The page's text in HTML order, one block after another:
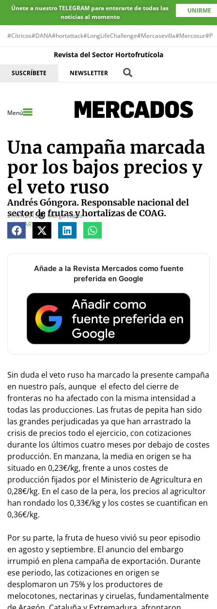
Únete a nuestro TELEGRAM para enterarte de todas las
noticias al momento
UNIRME
#Cítricos#DANA#hortattack#LongLifeChallenge#Mercasevilla#Mercosur
Revista del Sector Hortofrutícola
SUSCRÍBETE NEWSLETTER
Menú
Una campaña marcada
por los bajos precios y
el veto ruso
Andrés Góngora. Responsable nacional del
sector de frutas y hortalizas de COAG.
27/01/2015
Marga López
COMPARTE
Añade a la Revista Mercados como fuente
preferida en Google
Sin duda el veto ruso ha marcado la presente campaña
en nuestro país, aunque el efecto del cierre de
fronteras no ha afectado con la misma intensidad a
todas las producciones. Las frutas de pepita han sido
las grandes perjudicadas ya que han arrastrado la
crisis de precios todo el ejercicio, con cotizaciones
durante los últimos cuatro meses por debajo de costes
producción. En manzana, la media en origen se ha
situado en 0,23€/kg, frente a unos costes de
producción fijados por el Ministerio de Agricultura en
0,28€/kg. En el caso de la pera, los precios al agricultor
han rondado los 0,33€/kg y los costes se cuantifican en
0,36€/kg.
Por su parte, la fruta de hueso vivió su peor episodio
en agosto y septiembre. El anuncio del embargo
irrumpió en plena campaña de exportación. Durante
ese periodo, las cotizaciones en origen se
desplomaron un 75% y los productores de
melocotones, nectarinas y ciruelas, fundamentalmente